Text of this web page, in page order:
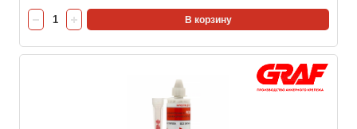
В корзину